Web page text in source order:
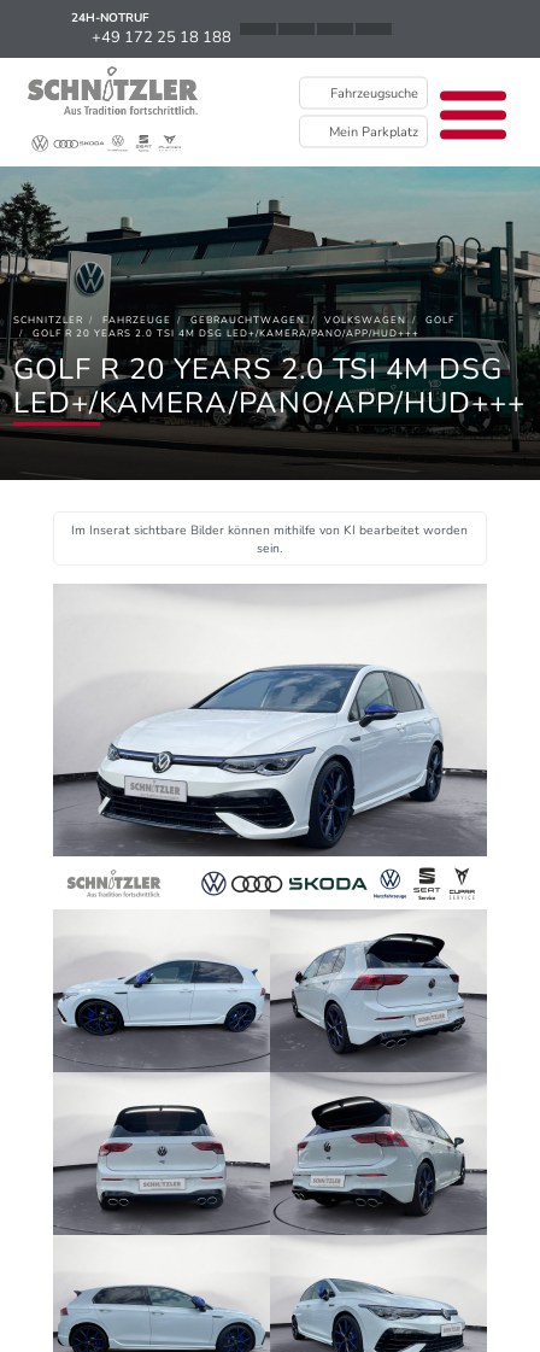
24H-NOTRUF
+49 172 25 18 188
Fahrzeugsuche
Mein Parkplatz
News
Kontakt / Standorte
Über uns
Newsletter
EU Data Act
SCHNITZLER FAHRZEUGE GEBRAUCHTWAGEN VOLKSWAGEN
GOLF
GOLF R 20 YEARS 2.0 TSI 4M DSG LED+/KAMERA/PANO/APP/HUD+++
GOLF R 20 YEARS 2.0 TSI 4M DSG
LED+/KAMERA/PANO/APP/HUD+++
Im Inserat sichtbare Bilder können mithilfe von KI bearbeitet worden
sein.